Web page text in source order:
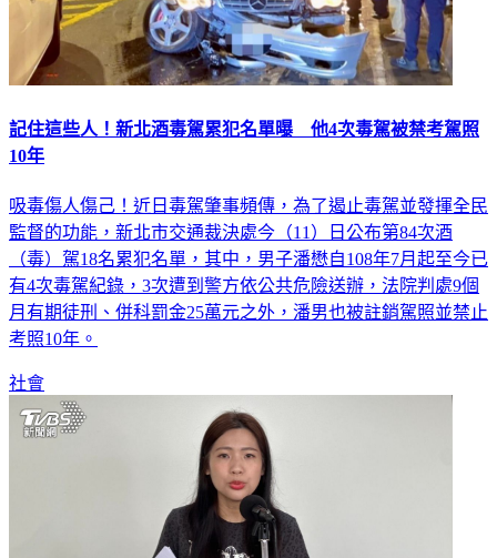
記住這些人！新北酒毒駕累犯名單曝 他4次毒駕被禁考駕照
10年
吸毒傷人傷己！近日毒駕肇事頻傳，為了遏止毒駕並發揮全民
監督的功能，新北市交通裁決處今（11）日公布第84次酒
（毒）駕18名累犯名單，其中，男子潘懋自108年7月起至今已
有4次毒駕紀錄，3次遭到警方依公共危險送辦，法院判處9個
月有期徒刑、併科罰金25萬元之外，潘男也被註銷駕照並禁止
考照10年。
社會